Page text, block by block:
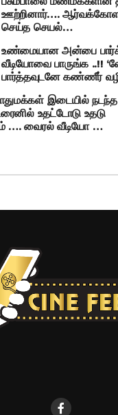
ஊற்றினார்….
செய்த செயல்…
உண்மையான அன்பை
வீடியோவை பாருங்க ..!!
பார்த்தவுடனே கண்ணீர்
இடையில் நடந்த
உதட்டோடு உதடு
…. வைரல் வீடியோ …